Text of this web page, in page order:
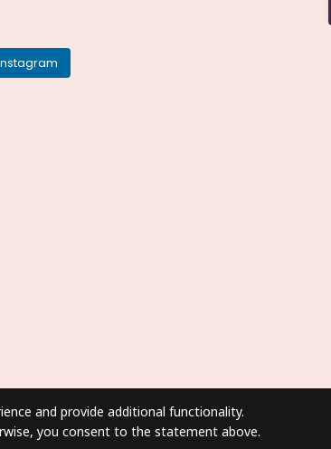
and provide additional functionality.
you consent to the statement above.